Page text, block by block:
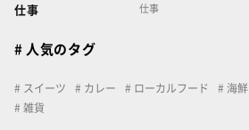
仕事 仕事
# 人気のタグ
スイーツ カレー ローカルフード 海鮮
雑貨